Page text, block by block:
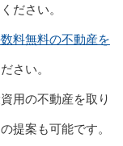
ださい。
料無料の不動産を
さい。
用の不動産を取り
提案も可能です。